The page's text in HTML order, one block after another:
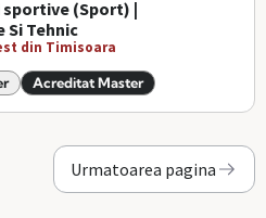
(Sport) |
Si Tehnic
din Timisoara
Acreditat Master
Urmatoarea pagina